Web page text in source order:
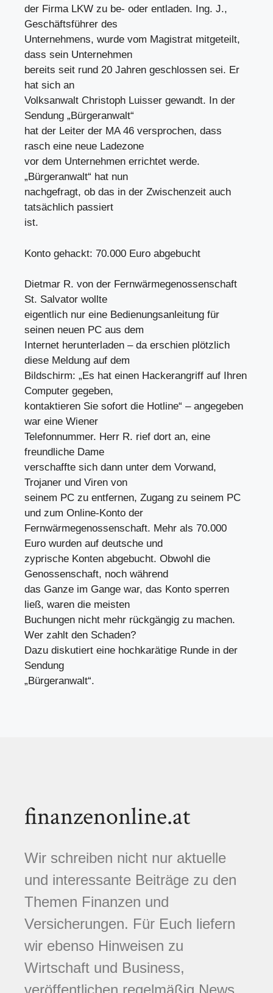
der Firma LKW zu be- oder entladen. Ing. J.,
Geschäftsführer des
Unternehmens, wurde vom Magistrat mitgeteilt,
dass sein Unternehmen
bereits seit rund 20 Jahren geschlossen sei. Er
hat sich an
Volksanwalt Christoph Luisser gewandt. In der
Sendung „Bürgeranwalt“
hat der Leiter der MA 46 versprochen, dass
rasch eine neue Ladezone
vor dem Unternehmen errichtet werde.
„Bürgeranwalt“ hat nun
nachgefragt, ob das in der Zwischenzeit auch
tatsächlich passiert
ist.
Konto gehackt: 70.000 Euro abgebucht
Dietmar R. von der Fernwärmegenossenschaft
St. Salvator wollte
eigentlich nur eine Bedienungsanleitung für
seinen neuen PC aus dem
Internet herunterladen – da erschien plötzlich
diese Meldung auf dem
Bildschirm: „Es hat einen Hackerangriff auf Ihren
Computer gegeben,
kontaktieren Sie sofort die Hotline“ – angegeben
war eine Wiener
Telefonnummer. Herr R. rief dort an, eine
freundliche Dame
verschaffte sich dann unter dem Vorwand,
Trojaner und Viren von
seinem PC zu entfernen, Zugang zu seinem PC
und zum Online-Konto der
Fernwärmegenossenschaft. Mehr als 70.000
Euro wurden auf deutsche und
zyprische Konten abgebucht. Obwohl die
Genossenschaft, noch während
das Ganze im Gange war, das Konto sperren
ließ, waren die meisten
Buchungen nicht mehr rückgängig zu machen.
Wer zahlt den Schaden?
Dazu diskutiert eine hochkarätige Runde in der
Sendung
„Bürgeranwalt“.
finanzenonline.at
Wir schreiben nicht nur aktuelle
und interessante Beiträge zu den
Themen Finanzen und
Versicherungen. Für Euch liefern
wir ebenso Hinweisen zu
Wirtschaft und Business,
veröffentlichen regelmäßig News